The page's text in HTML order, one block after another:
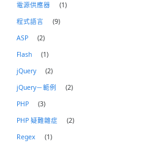
電源供應器
(1)
程式語言
(9)
ASP
(2)
Flash
(1)
jQuery
(2)
jQuery－範例
(2)
PHP
(3)
PHP 疑難雜症
(2)
Regex
(1)